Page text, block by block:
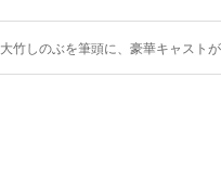
大竹しのぶを筆頭に、豪華キャスト